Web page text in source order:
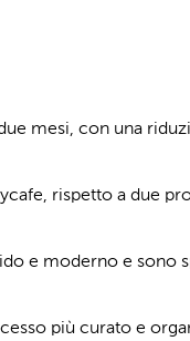
mesi, con una
rispetto a due
e moderno e sono
più curato e